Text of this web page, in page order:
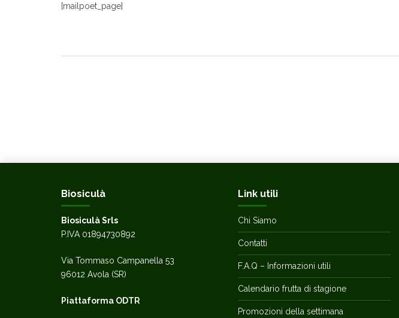
[mailpoet_page]
Biosiculà
Biosiculà Srls
P.IVA 01894730892
Via Tommaso Campanella 53
96012 Avola (SR)
Piattaforma ODTR
Link utili
Chi Siamo
Contatti
F.A.Q – Informazioni utili
Calendario frutta di stagione
Promozioni della settimana